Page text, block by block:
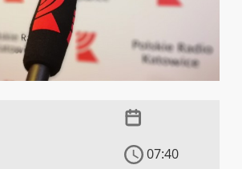
07:40